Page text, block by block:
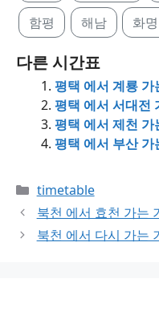
함평 해남 화명
다른 시간표
평택 에서 계룡
평택 에서 서대전
평택 에서 제천
평택 에서 부산
Categories
timetable
북천 에서 효천 가는
북천 에서 다시 가는